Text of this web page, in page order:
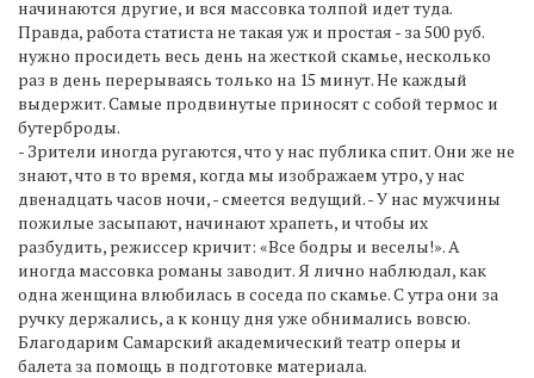
начинаются другие, и вся массовка толпой идет туда.
Правда, работа статиста не такая уж и простая - за 500 руб.
нужно просидеть весь день на жесткой скамье, несколько
раз в день перерываясь только на 15 минут. Не каждый
выдержит. Самые продвинутые приносят с собой термос и
бутерброды.
- Зрители иногда ругаются, что у нас публика спит. Они же не
знают, что в то время, когда мы изображаем утро, у нас
двенадцать часов ночи, - смеется ведущий. - У нас мужчины
пожилые засыпают, начинают храпеть, и чтобы их
разбудить, режиссер кричит: «Все бодры и веселы!». А
иногда массовка романы заводит. Я лично наблюдал, как
одна женщина влюбилась в соседа по скамье. С утра они за
ручку держались, а к концу дня уже обнимались вовсю.
Благодарим Самарский академический театр оперы и
балета за помощь в подготовке материала.